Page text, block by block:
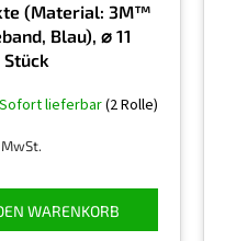
(Material: 3M™
Blau), ⌀ 11
Sofort lieferbar(2 Rolle)
WARENKORB